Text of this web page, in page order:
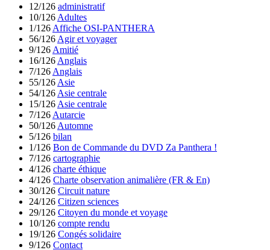
12/126 administratif
10/126 Adultes
1/126 Affiche OSI-PANTHERA
56/126 Agir et voyager
9/126 Amitié
16/126 Anglais
7/126 Anglais
55/126 Asie
54/126 Asie centrale
15/126 Asie centrale
7/126 Autarcie
50/126 Automne
5/126 bilan
1/126 Bon de Commande du DVD Za Panthera !
7/126 cartographie
4/126 charte éthique
4/126 Charte observation animalière (FR & En)
30/126 Circuit nature
24/126 Citizen sciences
29/126 Citoyen du monde et voyage
10/126 compte rendu
19/126 Congés solidaire
9/126 Contact